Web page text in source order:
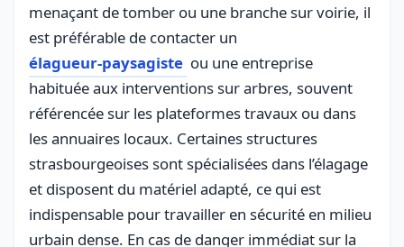
menaçant de tomber ou une branche sur voirie, il
est préférable de contacter un
élagueur-paysagiste ou une entreprise
habituée aux interventions sur arbres, souvent
référencée sur les plateformes travaux ou dans
les annuaires locaux. Certaines structures
strasbourgeoises sont spécialisées dans l’élagage
et disposent du matériel adapté, ce qui est
indispensable pour travailler en sécurité en milieu
urbain dense. En cas de danger immédiat sur la